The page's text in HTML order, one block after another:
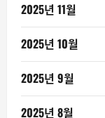
2025년 11월
2025년 10월
2025년 9월
2025년 8월